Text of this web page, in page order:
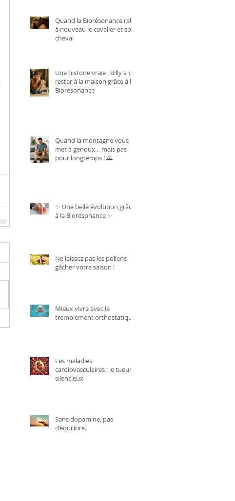
Quand la Biorésonance relie
à nouveau le cavalier et son
cheval
Une histoire vraie : Billy a pu
rester à la maison grâce à la
Biorésonance
Quand la montagne vous
met à genoux… mais pas
pour longtemps ! 🌄
✨ Une belle évolution grâce
à la Biorésonance ✨
Ne laissez pas les pollens
gâcher votre saison !
Mieux vivre avec le
tremblement orthostatique.
Les maladies
cardiovasculaires : le tueur
silencieux
Sans dopamine, pas
d’équilibre.